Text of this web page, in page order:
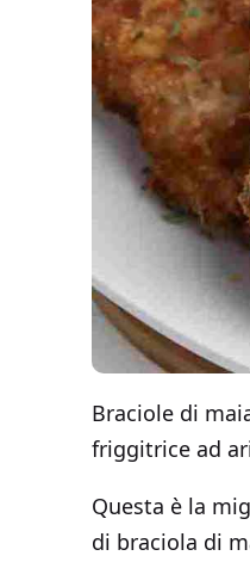
Braciole di
friggitrice ad
Questa è la
di braciola di